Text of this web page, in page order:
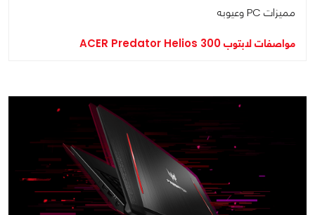
مميزات PC وعيوبه
مواصفات لابتوب ACER Predator Helios 300